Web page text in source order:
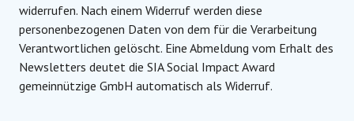
widerrufen. Nach einem Widerruf werden diese
personenbezogenen Daten von dem für die Verarbeitung
Verantwortlichen gelöscht. Eine Abmeldung vom Erhalt des
Newsletters deutet die SIA Social Impact Award
gemeinnützige GmbH automatisch als Widerruf.